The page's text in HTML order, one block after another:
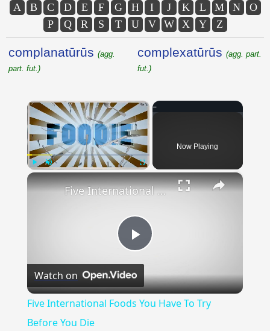
A B C D E F G H I J K L M N
O
P
Q R S T U V W X Y Z
complanatūrūs (agg.
part. fut.)
complexatūrūs (agg. part.
fut.)
×
Now Playing
×
Play
Video
Five International Foods You Have To Try Before You Die
Watch on
Five International Foods You Have To Try
Before You Die